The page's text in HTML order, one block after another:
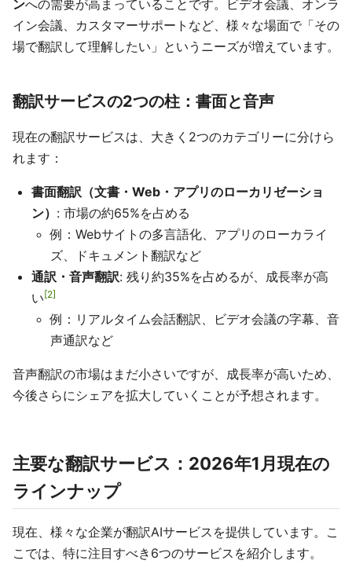
ンへの需要が高まっていることです。ビデオ会議、オンラ
イン会議、カスタマーサポートなど、様々な場面で「その
場で翻訳して理解したい」というニーズが増えています。
翻訳サービスの2つの柱：書面と音声
現在の翻訳サービスは、大きく2つのカテゴリーに分けら
れます：
書面翻訳（文書・Web・アプリのローカリゼーショ
ン） : 市場の約65%を占める
例：Webサイトの多言語化、アプリのローカライ
ズ、ドキュメント翻訳など
通訳・音声翻訳: 残り約35%を占めるが、成長率が高
い 2
例：リアルタイム会話翻訳、ビデオ会議の字幕、音
声通訳など
音声翻訳の市場はまだ小さいですが、成長率が高いため、
今後さらにシェアを拡大していくことが予想されます。
主要な翻訳サービス：2026年1月現在の
ラインナップ
現在、様々な企業が翻訳AIサービスを提供しています。こ
こでは、特に注目すべき6つのサービスを紹介します。